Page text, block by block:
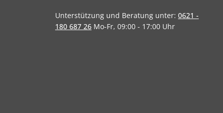
Unterstützung und Beratung unter: 0621 -
180 687 26 Mo-Fr, 09:00 - 17:00 Uhr